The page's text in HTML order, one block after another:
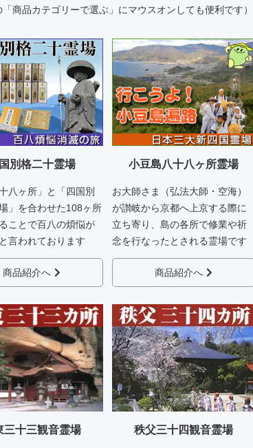
商品カテゴリーで選ぶ」にマウスオンしても便利です）
別格二十霊場
八ヶ所」と「四国別
」を合わせた108ヶ所
ことで百八の煩悩が
言われております
商品紹介へ
小豆島八十八ヶ所霊場
お大師さま（弘法大師・空海）
が讃岐から京都へ上京する際に
立ち寄り、島の各所で修業や祈
念を行なったとされる霊場です
商品紹介へ
三十三観音霊場 秩父三十四観音霊場